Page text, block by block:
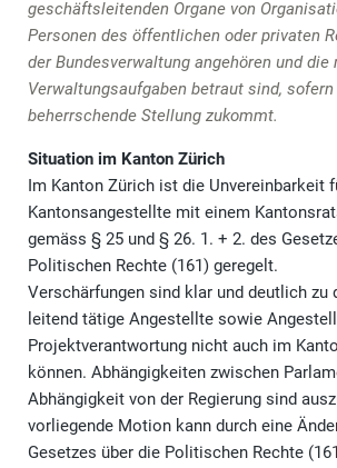
geschäftsleitenden Organe von
Personen des öffentlichen oder privaten
der Bundesverwaltung angehören und die
Verwaltungsaufgaben betraut sind,
beherrschende Stellung zukommt.
Situation im Kanton Zürich
Im Kanton Zürich ist die Unvereinbarkeit
Kantonsangestellte mit einem
gemäss § 25 und § 26. 1. + 2. des
Politischen Rechte (161) geregelt.
Verschärfungen sind klar und deutlich zu
leitend tätige Angestellte sowie
Projektverantwortung nicht auch im
können. Abhängigkeiten zwischen
Abhängigkeit von der Regierung sind
vorliegende Motion kann durch eine
Gesetzes über die Politischen Rechte